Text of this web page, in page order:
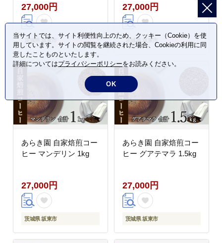
27,000円
茨城県 坂東市
27,000円
茨城県 坂東市
あらき園 自家焙煎コー
ヒー マンデリン 1kg
27,000円
茨城県 坂東市
あらき園 自家焙煎コー
ヒー グアテマラ 1.5kg
27,000円
茨城県 坂東市
当サイトでは、サイト利便性向上のため、クッキー（Cookie）を使
用しています。サイトの閲覧を継続された場合、Cookieの利用に同
意したことものといたします。
詳細についてはプライバシーポリシーをお読みください。
OK